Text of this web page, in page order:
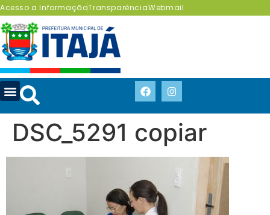
Acesso a InformaçãoTransparênciaWebmail
DSC_5291 copiar